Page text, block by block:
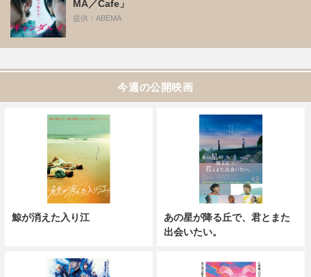
MA／Cafe」
提供：ABEMA
今週の公開映画
鯨が消えた入り江
あの星が降る丘で、君とまた
出会いたい。